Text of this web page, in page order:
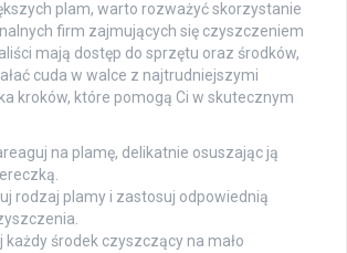
plam, warto rozważyć skorzystanie
firm zajmujących się czyszczeniem
mają dostęp do sprzętu oraz środków,
cuda w walce z najtrudniejszymi
kroków, które pomogą Ci w skutecznym
na plamę, delikatnie osuszając ją
rodzaj plamy i zastosuj odpowiednią
każdy środek czyszczący na mało